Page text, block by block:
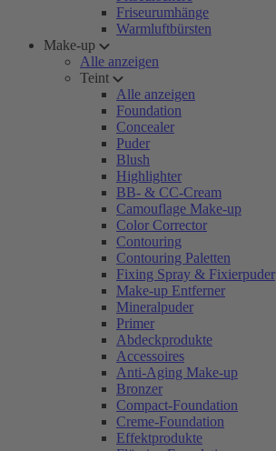
Friseurumhänge
Warmluftbürsten
Make-up
Alle anzeigen
Teint
Alle anzeigen
Foundation
Concealer
Puder
Blush
Highlighter
BB- & CC-Cream
Camouflage Make-up
Color Corrector
Contouring
Contouring Paletten
Fixing Spray & Fixierpuder
Make-up Entferner
Mineralpuder
Primer
Abdeckprodukte
Accessoires
Anti-Aging Make-up
Bronzer
Compact-Foundation
Creme-Foundation
Effektprodukte